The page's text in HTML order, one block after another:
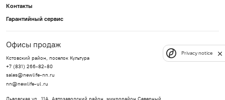
Контакты
Гарантийный сервис
Офисы продаж
Кстовский район, поселок Культура
+7 (831) 266-82-80
sales@newlife-nn.ru
nn@newlife-ul.ru
Privacy notice